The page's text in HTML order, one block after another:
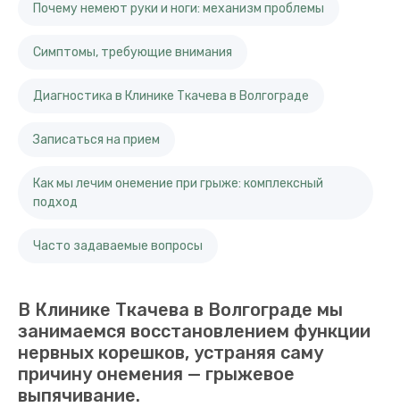
Почему немеют руки и ноги: механизм проблемы
Симптомы, требующие внимания
Диагностика в Клинике Ткачева в Волгограде
Записаться на прием
Как мы лечим онемение при грыже: комплексный
подход
Часто задаваемые вопросы
В Клинике Ткачева в Волгограде мы
занимаемся восстановлением функции
нервных корешков, устраняя саму
причину онемения — грыжевое
выпячивание.